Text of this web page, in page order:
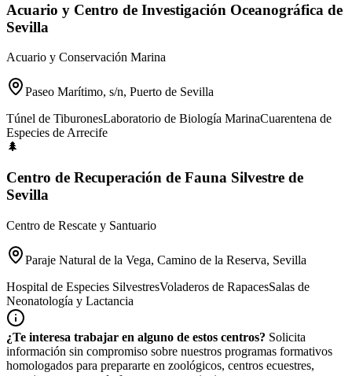
Acuario y Centro de Investigación Oceanográfica de
Sevilla
Acuario y Conservación Marina
Paseo Marítimo, s/n, Puerto de Sevilla
Túnel de TiburonesLaboratorio de Biología MarinaCuarentena de
Especies de Arrecife
🌲
Centro de Recuperación de Fauna Silvestre de
Sevilla
Centro de Rescate y Santuario
Paraje Natural de la Vega, Camino de la Reserva, Sevilla
Hospital de Especies SilvestresVoladeros de RapacesSalas de
Neonatología y Lactancia
¿Te interesa trabajar en alguno de estos centros? Solicita
información sin compromiso sobre nuestros programas formativos
homologados para prepararte en zoológicos, centros ecuestres,